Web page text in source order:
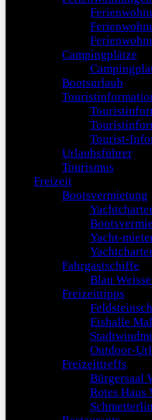
Campingplätze
Bootsurlaub
Tourist-
Urlaubsführer
Tourismus
Freizeit
Bootsvermietung
Yacht-
Fahrgastschiffe
Blau
Freizeittipps
Eishalle
Outdoor-
Freizeittreffs
Bürgersaal
Rotes